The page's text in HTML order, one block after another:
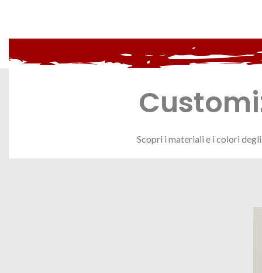
Scopri i materiali e i colori